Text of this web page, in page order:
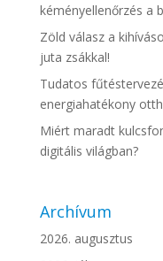
kéményellenőrzés a
Zöld válasz a
juta zsákkal!
Tudatos
energiahatékony
Miért maradt
digitális világban?
Archívum
2026. augusztus